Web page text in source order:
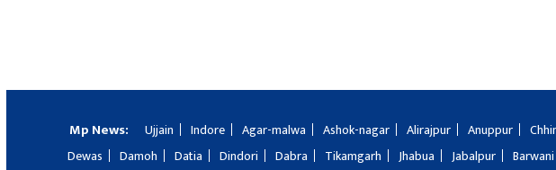
Mp News: Ujjain Indore Agar-malwa Ashok-nagar Alirajpur Anuppur
Dewas
Damoh Datia Dindori Dabra Tikamgarh Jhabua Jabalpur Barwani